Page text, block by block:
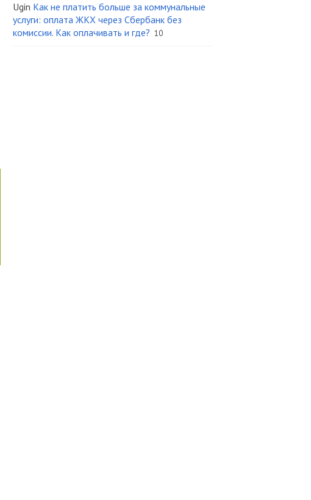
Ugin Как не платить больше за коммунальные
услуги: оплата ЖКХ через Сбербанк без
комиссии. Как оплачивать и где? 10